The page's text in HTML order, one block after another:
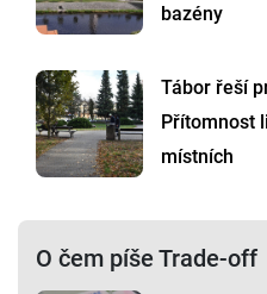
bazény
Tábor řeší
Přítomnost
místních
O čem píše Trade-off